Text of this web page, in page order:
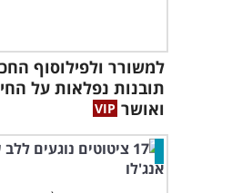
למשורר ולפילוסוף
תובנות נפלאות על
ואושר